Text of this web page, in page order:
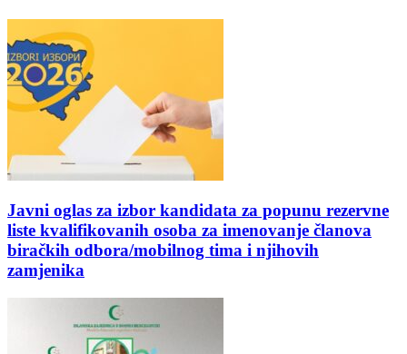
Javni oglas za izbor kandidata za popunu rezervne
liste kvalifikovanih osoba za imenovanje članova
biračkih odbora/mobilnog tima i njihovih
zamjenika